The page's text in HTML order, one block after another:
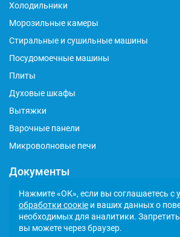
Холодильники
Морозильные камеры
Стиральные и сушильные машины
Посудомоечные машины
Плиты
Духовые шкафы
Вытяжки
Варочные панели
Микроволновые печи
Документы
Глобальный кодекс делового поведения
Политика обработки персональных
Сообщить о несоответствии
Нажмите «ОК», если вы соглашаетесь с
обработки соокіе и ваших данных о
необходимых для аналитики. Запретить
вы можете через браузер.